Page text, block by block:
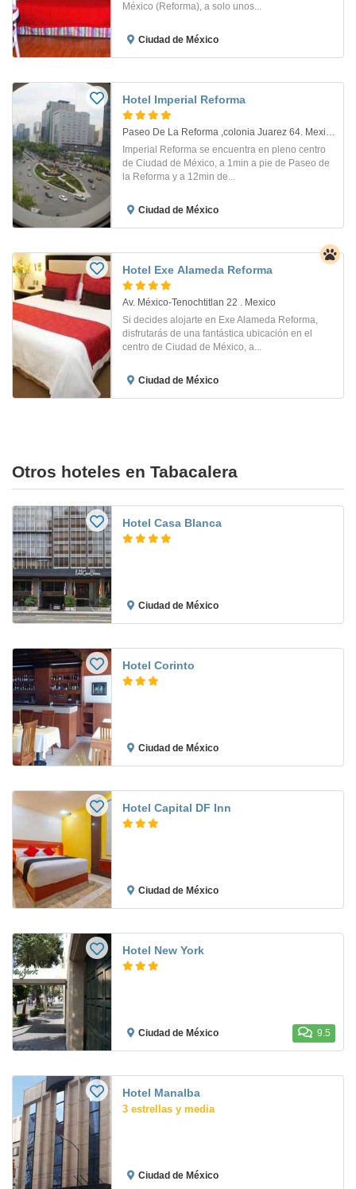
México (Reforma), a solo unos...
Ciudad de México
Hotel Imperial Reforma
Paseo De La Reforma ,colonia Juarez 64. Mexico D.f.
Imperial Reforma se encuentra en pleno centro
de Ciudad de México, a 1min a pie de Paseo de
la Reforma y a 12min de...
Ciudad de México
Hotel Exe Alameda Reforma
Av. México-Tenochtitlan 22 . Mexico
Si decides alojarte en Exe Alameda Reforma,
disfrutarás de una fantástica ubicación en el
centro de Ciudad de México, a...
Ciudad de México
Otros hoteles en Tabacalera
Hotel Casa Blanca
Ciudad de México
Hotel Corinto
Ciudad de México
Hotel Capital DF Inn
Ciudad de México
Hotel New York
Ciudad de México 9.5
Hotel Manalba
3 estrellas y media
Ciudad de México